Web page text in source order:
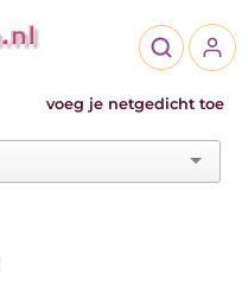
voeg je netgedicht toe